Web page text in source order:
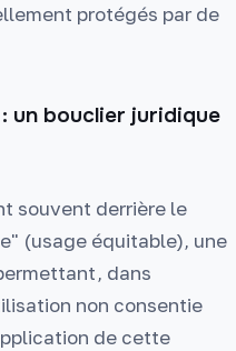
protégés par de
un bouclier juridique
souvent derrière le
(usage équitable), une
dans
non consentie
de cette